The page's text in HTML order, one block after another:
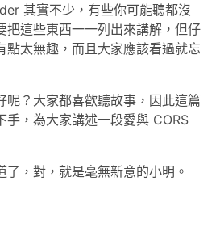
其實不少，有些你可能聽都沒
把這些東西一一列出來講解，但仔
點太無趣，而且大家應該看過就忘
呢？大家都喜歡聽故事，因此這篇
手，為大家講述一段愛與 CORS
了，對，就是毫無新意的小明。